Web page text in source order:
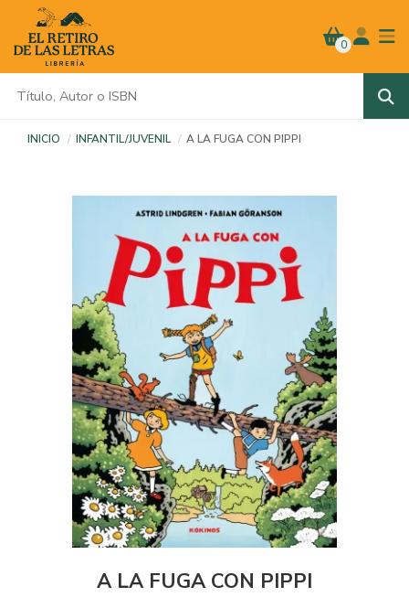
0
INICIO INFANTIL/JUVENIL A LA FUGA CON PIPPI
A LA FUGA CON PIPPI